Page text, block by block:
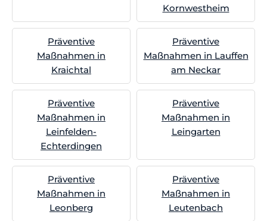
Kornwestheim
Präventive
Maßnahmen in
Kraichtal
Präventive
Maßnahmen in Lauffen
am Neckar
Präventive
Maßnahmen in
Leinfelden-
Echterdingen
Präventive
Maßnahmen in
Leingarten
Präventive
Maßnahmen in
Leonberg
Präventive
Maßnahmen in
Leutenbach